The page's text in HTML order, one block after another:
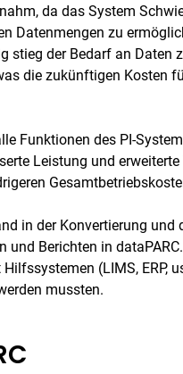
da das System
Datenmengen zu
stieg der Bedarf an Daten
die zukünftigen Kosten
Funktionen des PI-
Leistung und erweiterte
in der Konvertierung und
und Berichten in
(LIMS, ERP,
mussten.